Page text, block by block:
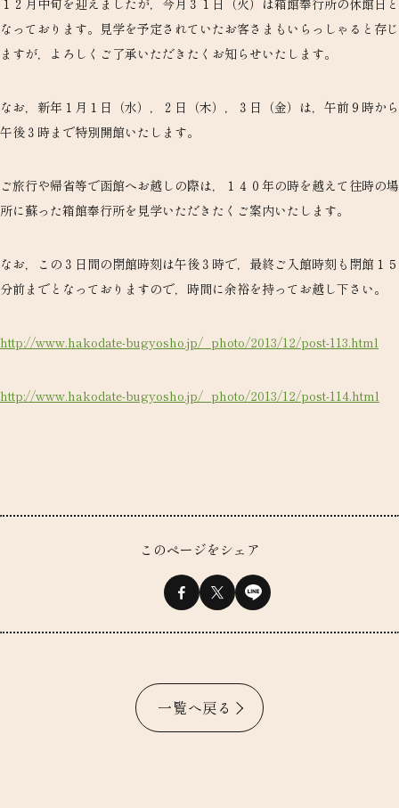
１２月中旬を迎えましたが，今月３１日（火）は箱館奉行所の休館日と
なっております。見学を予定されていたお客さまもいらっしゃると存じ
ますが，よろしくご了承いただきたくお知らせいたします。
なお，新年１月１日（水），２日（木），３日（金）は，午前９時から
午後３時まで特別開館いたします。
ご旅行や帰省等で函館へお越しの際は，１４０年の時を越えて往時の場
所に蘇った箱館奉行所を見学いただきたくご案内いたします。
なお，この３日間の閉館時刻は午後３時で，最終ご入館時刻も閉館１５
分前までとなっておりますので，時間に余裕を持ってお越し下さい。
http://www.hakodate-bugyosho.jp/_photo/2013/12/post-113.html
http://www.hakodate-bugyosho.jp/_photo/2013/12/post-114.html
このページをシェア
一覧へ戻る